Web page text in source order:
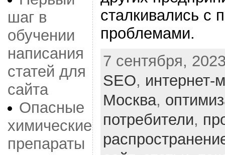
шаг в
обучении
написания
статей для
сайта
Опасные
химические
препараты
сталкивались с
проблемами.
7 сентября,
SEO, интернет-
Москва,
потребители,